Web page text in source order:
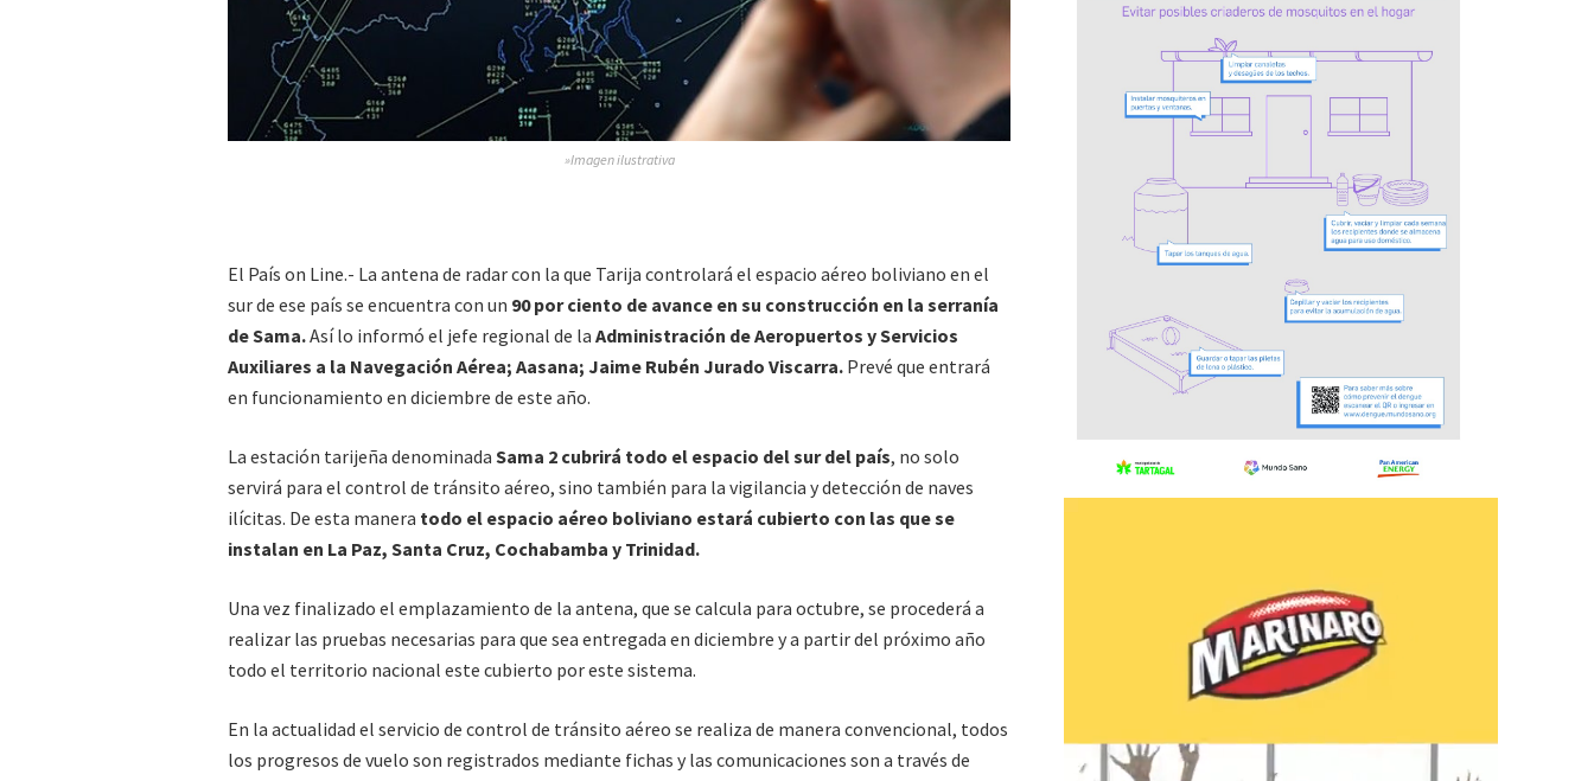
»Imagen ilustrativa
El País on Line.- La antena de radar con la que Tarija controlará el espacio aéreo boliviano en el
sur de ese país se encuentra con un 90 por ciento de avance en su construcción en la serranía
de Sama.Así lo informó el jefe regional de la Administración de Aeropuertos y Servicios
Auxiliares a la Navegación Aérea; Aasana; Jaime Rubén Jurado Viscarra. Prevé que entrará
en funcionamiento en diciembre de este año.
La estación tarijeña denominada Sama 2 cubrirá todo el espacio del sur del país, no solo
servirá para el control de tránsito aéreo, sino también para la vigilancia y detección de naves
ilícitas. De esta manera todo el espacio aéreo boliviano estará cubierto con las que se
instalan en La Paz, Santa Cruz, Cochabamba y Trinidad.
Una vez finalizado el emplazamiento de la antena, que se calcula para octubre, se procederá a
realizar las pruebas necesarias para que sea entregada en diciembre y a partir del próximo año
todo el territorio nacional este cubierto por este sistema.
En la actualidad el servicio de control de tránsito aéreo se realiza de manera convencional, todos
los progresos de vuelo son registrados mediante fichas y las comunicaciones son a través de